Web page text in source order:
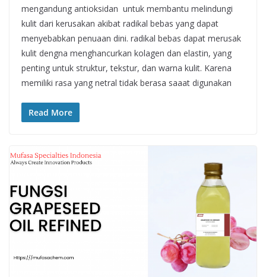
mengandung antioksidan untuk membantu melindungi
kulit dari kerusakan akibat radikal bebas yang dapat
menyebabkan penuaan dini. radikal bebas dapat merusak
kulit dengna menghancurkan kolagen dan elastin, yang
penting untuk struktur, tekstur, dan warna kulit. Karena
memiliki rasa yang netral tidak berasa saaat digunakan
Read More